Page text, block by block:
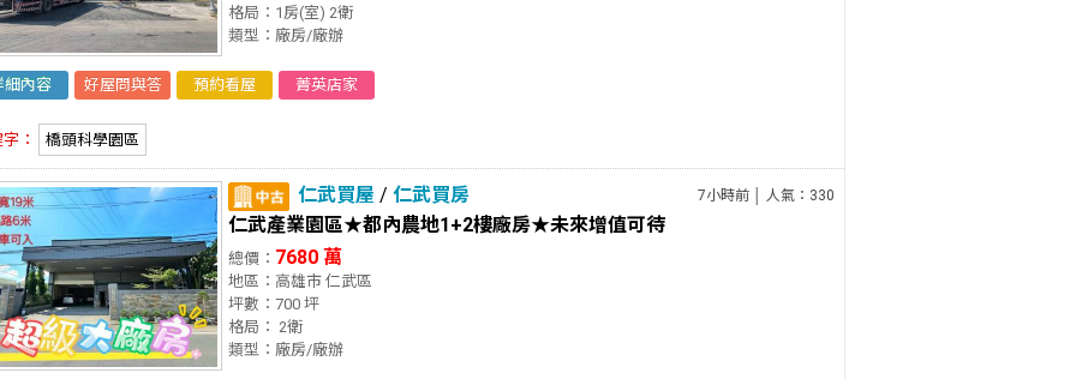
格局：1房(室) 2衛
類型：廠房/廠辦
細內容 好屋問與答 預約看屋 菁英店家
： 橋頭科學園區
仁武買屋 / 仁武買房 7小時前 │ 人氣：330
仁武產業園區★都內農地1+2樓廠房★未來增值可待
總價： 7680 萬
地區：高雄市 仁武區
坪數：700 坪
格局： 2衛
類型：廠房/廠辦